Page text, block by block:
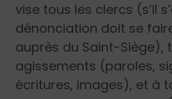
vise tous les clercs (s’il
dénonciation doit se
auprès du Saint-Siège),
agissements (paroles,
écritures, images), et à